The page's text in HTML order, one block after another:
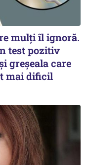
mulți îl ignoră.
test pozitiv
greșeala care
mai dificil